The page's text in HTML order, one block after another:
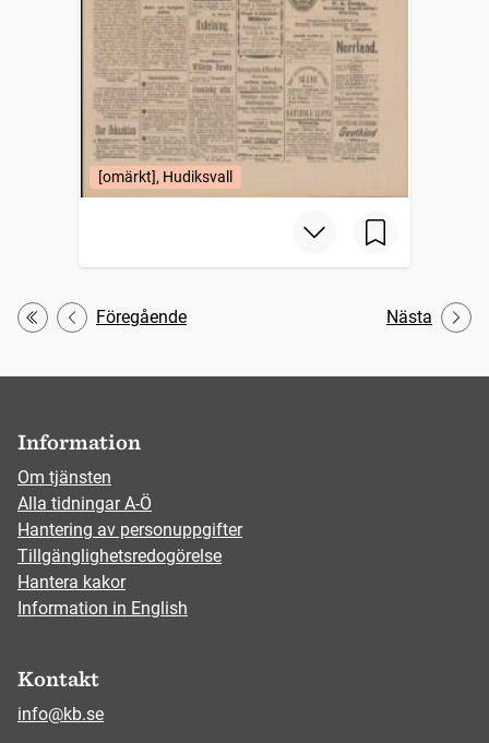
[omärkt], Hudiksvall
Första
Föregående Nästa
Information
Om tjänsten
Alla tidningar A-Ö
Hantering av personuppgifter
Tillgänglighetsredogörelse
Hantera kakor
Information in English
Kontakt
info@kb.se